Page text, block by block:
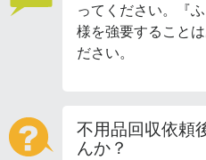
ってください。『
様を強要すること
ださい。
不用品回収依頼
んか？